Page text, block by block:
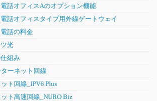
話オフィスAのオプション機能
話オフィスタイプ用外線ゲートウェイ
話の料金
光
組み
ーネット回線
ト回線_IPV6 Plus
ト高速回線_NURO Biz